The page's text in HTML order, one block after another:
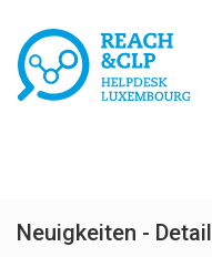
Neuigkeiten - Detail